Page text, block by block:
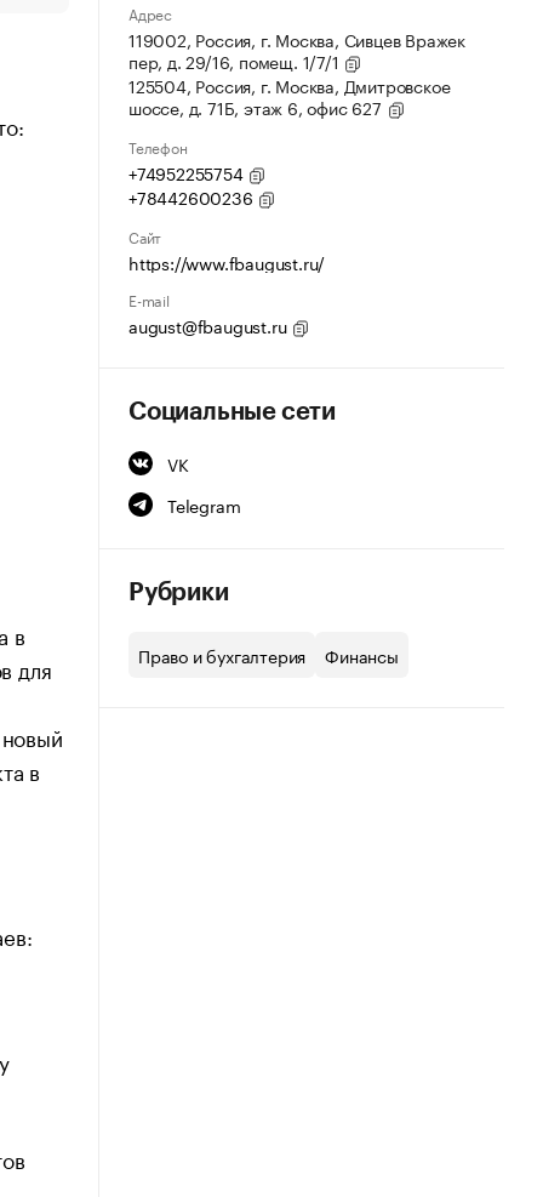
в
для
в
Адрес
119002, Россия, г. Москва, Сивцев Вражек
пер, д. 29/16, помещ. 1/7/1
125504, Россия, г. Москва, Дмитровское
шоссе, д. 71Б, этаж 6, офис 627
Телефон
+74952255754
+78442600236
Сайт
https://www.fbaugust.ru/
E-mail
august@fbaugust.ru
Социальные сети
VK
Telegram
Рубрики
Право и бухгалтерия Финансы